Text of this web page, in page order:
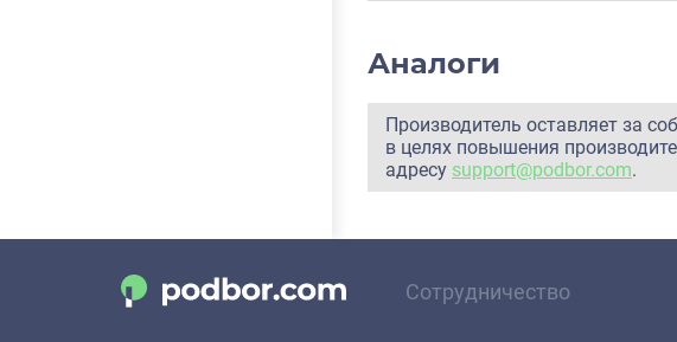
Аналоги
Производитель оставляет за
в целях повышения
адресу support@podbor.com.
Сотрудничество